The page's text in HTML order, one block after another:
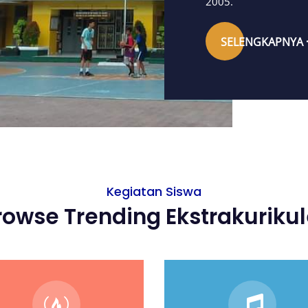
SELENGKAPNYA
Kegiatan Siswa
Trending